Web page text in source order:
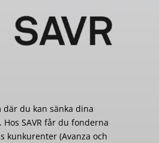
där du kan sänka dina
SAVR får du fonderna
kunkurenter (Avanza och